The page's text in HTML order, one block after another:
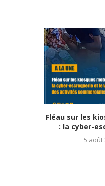
Fléau sur les
: la cyber-
5 août